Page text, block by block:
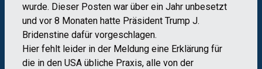
wurde. Dieser Posten war über ein Jahr unbesetzt
und vor 8 Monaten hatte Präsident Trump J.
Bridenstine dafür vorgeschlagen.
Hier fehlt leider in der Meldung eine Erklärung für
die in den USA übliche Praxis, alle von der